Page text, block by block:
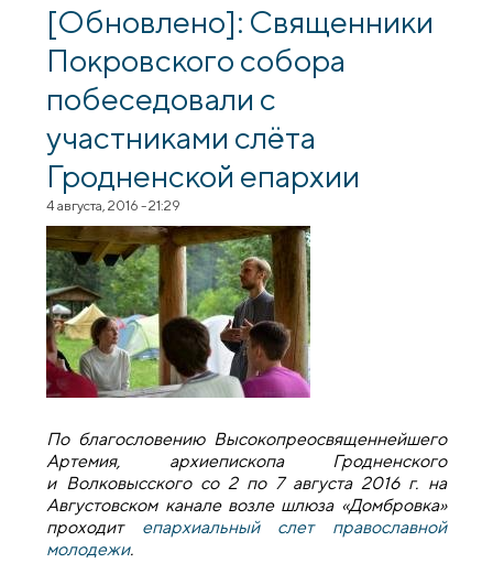
[Обновлено]: Священники
Покровского собора
побеседовали с
участниками слёта
Гродненской епархии
4 августа, 2016 - 21:29
По благословению Высокопреосвященнейшего
Артемия, архиепископа Гродненского
и Волковысского со 2 по 7 августа 2016 г. на
Августовском канале возле шлюза «Домбровка»
проходит епархиальный слет православной
молодежи.